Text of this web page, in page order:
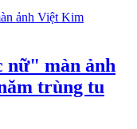
nữ" màn ảnh
trùng tu